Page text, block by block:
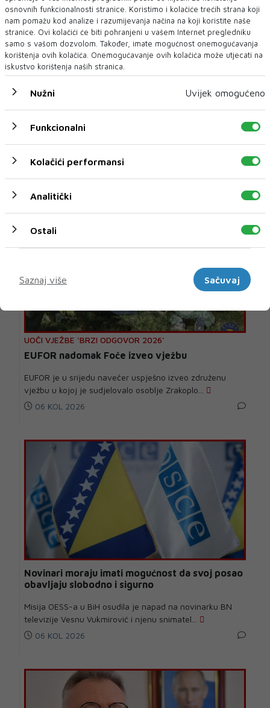
U novom broju pročitajte
Vijesti
UOČI VJEŽBE 'BRZI ODGOVOR 2026'
EUFOR nadomak Foče izveo vježbu
EUFOR je u srijedu navečer uspješno izveo združenu
vježbu u kojoj je sudjelovalo osoblje Zrakoplo...
06 KOL 2026
Novinari moraju imati mogućnost da svoj posao
obavljaju slobodno i sigurno
Misija OESS-a u BiH osudila je napad na novinarku BN
televizije Vesnu Vukmirović i njenu snimatel...
06 KOL 2026
osnovnih funkcionalnosti stranice. Koristimo i kolačiće trećih strana koji
nam pomažu kod analize i razumijevanja načina na koji koristite naše
stranice. Ovi kolačići će biti pohranjeni u vašem Internet pregledniku
samo s vašom dozvolom. Također, imate mogućnost onemogućavanja
korištenja ovih kolačića. Onemogućavanje ovih kolačića može utjecati na
iskustvo korištenja naših stranica.
Nužni Uvijek omogućeno
Funkcionalni
Kolačići performansi
Analitički
Ostali
Saznaj više
Sačuvaj